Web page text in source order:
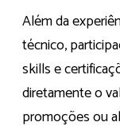
Além da
técnico,
skills e
diretamente o
promoções ou